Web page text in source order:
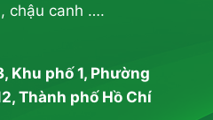
chậu canh ….
Khu phố 1, Phường
Thành phố Hồ Chí